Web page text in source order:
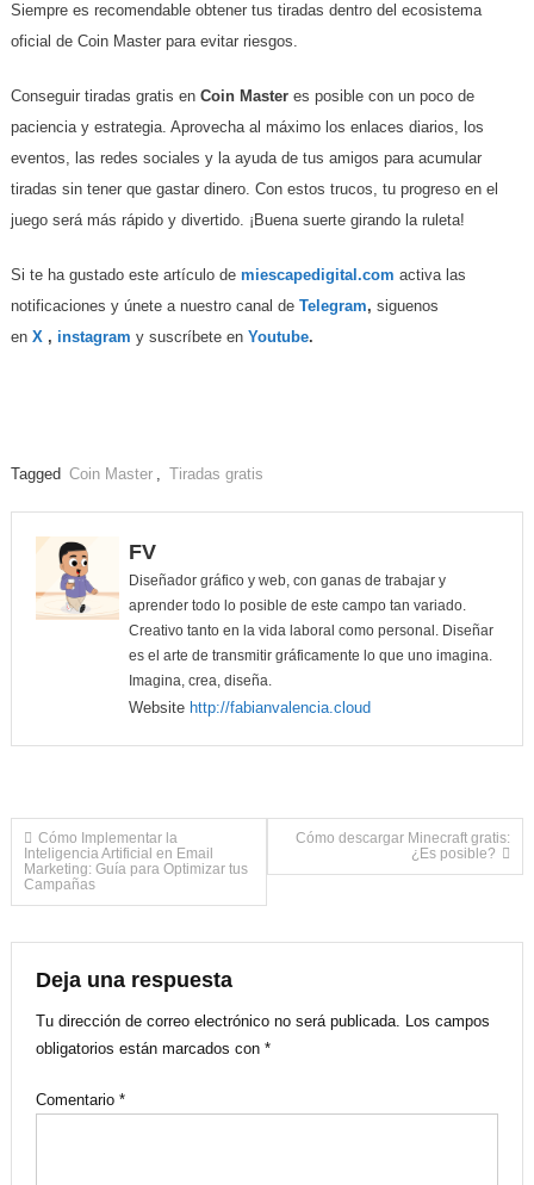
Siempre es recomendable obtener tus tiradas dentro del ecosistema
oficial de Coin Master para evitar riesgos.
Conseguir tiradas gratis en Coin Masteres posible con un poco de
paciencia y estrategia. Aprovecha al máximo los enlaces diarios, los
eventos, las redes sociales y la ayuda de tus amigos para acumular
tiradas sin tener que gastar dinero. Con estos trucos, tu progreso en el
juego será más rápido y divertido. ¡Buena suerte girando la ruleta!
Si te ha gustado este artículo de miescapedigital.com activa las
notificaciones y únete a nuestro canal de Telegram, siguenos
en X, instagram y suscríbete en Youtube.
Tagged Coin Master , Tiradas gratis
FV
Diseñador gráfico y web, con ganas de trabajar y
aprender todo lo posible de este campo tan variado.
Creativo tanto en la vida laboral como personal. Diseñar
es el arte de transmitir gráficamente lo que uno imagina.
Imagina, crea, diseña.
Website http://fabianvalencia.cloud
Navegación
de
entradas
Cómo Implementar la
Inteligencia Artificial en Email
Marketing: Guía para Optimizar tus
Campañas
Cómo descargar Minecraft gratis:
¿Es posible?
Deja una respuesta
Tu dirección de correo electrónico no será publicada. Los campos
obligatorios están marcados con *
Comentario *